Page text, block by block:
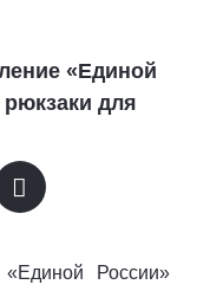
«Единой
для
«Единой России»